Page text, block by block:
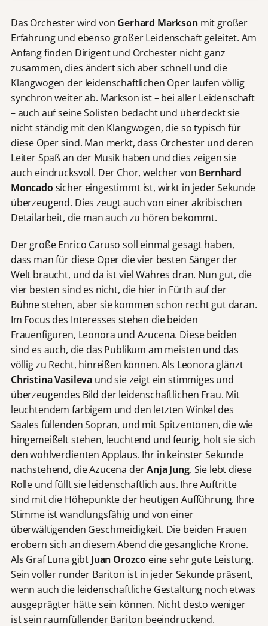
Das Orchester wird von Gerhard Marksonmit großer
Erfahrung und ebenso großer Leidenschaft geleitet. Am
Anfang finden Dirigent und Orchester nicht ganz
zusammen, dies ändert sich aber schnell und die
Klangwogen der leidenschaftlichen Oper laufen völlig
synchron weiter ab. Markson ist – bei aller Leidenschaft
– auch auf seine Solisten bedacht und überdeckt sie
nicht ständig mit den Klangwogen, die so typisch für
diese Oper sind. Man merkt, dass Orchester und deren
Leiter Spaß an der Musik haben und dies zeigen sie
auch eindrucksvoll. Der Chor, welcher von Bernhard
Moncado sicher eingestimmt ist, wirkt in jeder Sekunde
überzeugend. Dies zeugt auch von einer akribischen
Detailarbeit, die man auch zu hören bekommt.
Der große Enrico Caruso soll einmal gesagt haben,
dass man für diese Oper die vier besten Sänger der
Welt braucht, und da ist viel Wahres dran. Nun gut, die
vier besten sind es nicht, die hier in Fürth auf der
Bühne stehen, aber sie kommen schon recht gut daran.
Im Focus des Interesses stehen die beiden
Frauenfiguren, Leonora und Azucena. Diese beiden
sind es auch, die das Publikum am meisten und das
völlig zu Recht, hinreißen können. Als Leonora glänzt
Christina Vasileva und sie zeigt ein stimmiges und
überzeugendes Bild der leidenschaftlichen Frau. Mit
leuchtendem farbigem und den letzten Winkel des
Saales füllenden Sopran, und mit Spitzentönen, die wie
hingemeißelt stehen, leuchtend und feurig, holt sie sich
den wohlverdienten Applaus. Ihr in keinster Sekunde
nachstehend, die Azucena derAnja Jung. Sie lebt diese
Rolle und füllt sie leidenschaftlich aus. Ihre Auftritte
sind mit die Höhepunkte der heutigen Aufführung. Ihre
Stimme ist wandlungsfähig und von einer
überwältigenden Geschmeidigkeit. Die beiden Frauen
erobern sich an diesem Abend die gesangliche Krone.
Als Graf Luna gibt Juan Orozco eine sehr gute Leistung.
Sein voller runder Bariton ist in jeder Sekunde präsent,
wenn auch die leidenschaftliche Gestaltung noch etwas
ausgeprägter hätte sein können. Nicht desto weniger
ist sein raumfüllender Bariton beeindruckend.